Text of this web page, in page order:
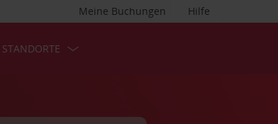
Hilfe
Meine Buchungen
STANDORTE